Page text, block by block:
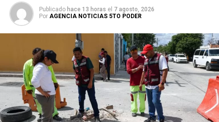
Publicado hace 13 horas el 7 agosto, 2026
Por AGENCIA NOTICIAS 5TO PODER